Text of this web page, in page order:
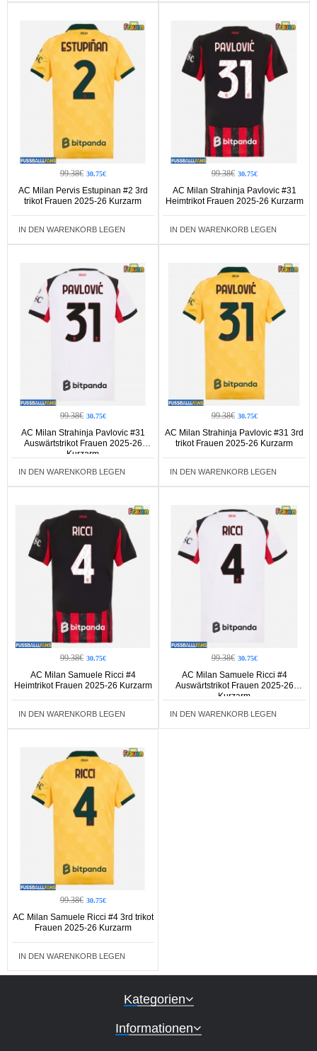
99.38€ 30.75€
AC Milan Pervis Estupinan #2 3rd
trikot Frauen 2025-26 Kurzarm
IN DEN WARENKORB LEGEN
99.38€ 30.75€
AC Milan Strahinja Pavlovic #31
Heimtrikot Frauen 2025-26 Kurzarm
IN DEN WARENKORB LEGEN
99.38€ 30.75€
AC Milan Strahinja Pavlovic #31
Auswärtstrikot Frauen 2025-26
Kurzarm
IN DEN WARENKORB LEGEN
99.38€ 30.75€
AC Milan Strahinja Pavlovic #31 3rd
trikot Frauen 2025-26 Kurzarm
IN DEN WARENKORB LEGEN
99.38€ 30.75€
AC Milan Samuele Ricci #4
Heimtrikot Frauen 2025-26 Kurzarm
IN DEN WARENKORB LEGEN
99.38€ 30.75€
AC Milan Samuele Ricci #4
Auswärtstrikot Frauen 2025-26
Kurzarm
IN DEN WARENKORB LEGEN
99.38€ 30.75€
AC Milan Samuele Ricci #4 3rd trikot
Frauen 2025-26 Kurzarm
IN DEN WARENKORB LEGEN
Kategorien
Informationen